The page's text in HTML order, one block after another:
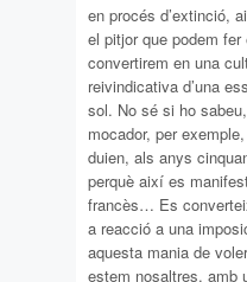
en procés d’extinció,
el pitjor que podem
convertirem en una
reivindicativa d’una
sol. No sé si ho
mocador, per
duien, als anys
perquè així es
francès… Es
a reacció a una
aquesta mania de
estem nosaltres, amb